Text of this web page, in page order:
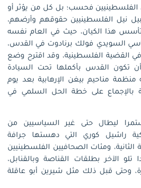
الفلسطينيين فحسب؛ بل كل من يؤثر أو
نيل الفلسطينيين حقوقهم وأرضهم،
عندما تأسس هذا الكيان، حيث في العام نفسه
السويدي فولك برنادوت في القدس،
القضية الفلسطينية، وقد اقترح وضع
تكون القدس بأكملها تحت السيادة
منظمة مناحيم بيغن الإرهابية بعد يوم
بالإجماع على خطة الحل السلمي في
ليطال حتى غير السياسيين من
راشيل كوري التي دهستها جرافة
ومئات الصحافيين الفلسطينيين
الآخر بطلقات القناصة وبالقنابل،
وحتى قبل ذلك مثل شيرين أبو عاقلة